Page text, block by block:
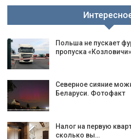
Польша не пускает
пропуска «Козловичи»
Северное сияние
Беларуси. Фотофакт
Налог на первую
сколько вы…